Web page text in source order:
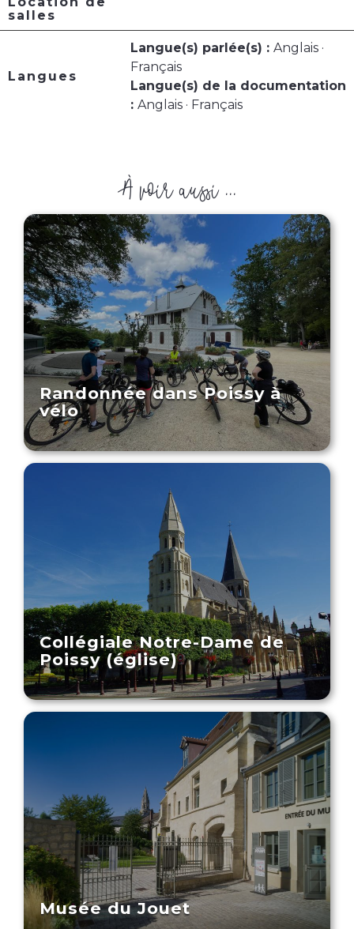
salles
Langues
Langue(s) parlée(s) : Anglais ·
Français
Langue(s) de la documentation
: Anglais · Français
À voir aussi ...
Randonnée dans Poissy à
vélo
Collégiale Notre-Dame de
Poissy (église)
Musée du Jouet